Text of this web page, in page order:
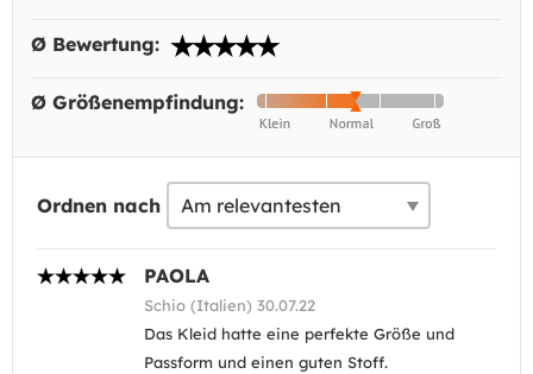
Ø Bewertung:
Ø Größenempfindung:
Ordnen nach
PAOLA
Schio (Italien) 30.07.22
Das Kleid hatte eine perfekte Größe und
Passform und einen guten Stoff.